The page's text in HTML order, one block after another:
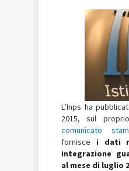
L’Inps ha
2015, sul
comunicato
fornisce i dati
integrazione
al mese di luglio